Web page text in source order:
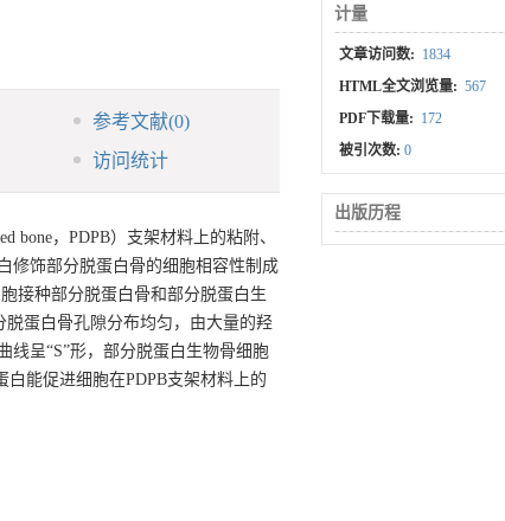
参考文献(0)
访问统计
bone，PDPB）支架材料上的粘附、
修饰部分脱蛋白骨的细胞相容性制成
接种部分脱蛋白骨和部分脱蛋白生
蛋白骨孔隙分布均匀，由大量的羟
线呈“S”形，部分脱蛋白生物骨细胞
能促进细胞在PDPB支架材料上的
计量
文章访问数: 1834
HTML全文浏览量: 567
PDF下载量: 172
被引次数:0
出版历程